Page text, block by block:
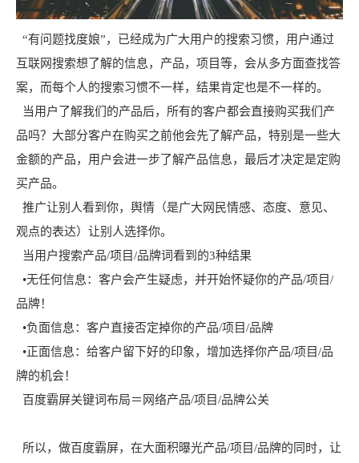
“有问题找度娘”，已经成为广大用户的搜索习惯，用户通过
互联网搜索想了解的信息，产品，项目等，会从多方面查找答
案，而每个人的搜索习惯不一样，结果肯定也是不一样的。
当用户了解我们的产品后，所有的客户都会直接购买我们产
品吗？大部分客户在购买之前他会先了解产品，特别是一些大
金额的产品，用户会进一步了解产品信息，最后才决定是定购
买产品。
推广让别人看到你，舆情（是广大网民情感、态度、意见、
观点的表达）让别人选择你。
当用户搜索产品/项目/品牌词看到的3种结果
•无任何信息：客户会产生疑虑，并开始怀疑你的产品/项目/
品牌！
•负面信息：客户直接否定掉你的产品/项目/品牌
•正面信息：给客户留下好的印象，增加选择你产品/项目/品
牌的机会！
百度霸屏关键词布局＝网络产品/项目/品牌公关
所以，做百度霸屏，在大面积曝光产品/项目/品牌的同时，让